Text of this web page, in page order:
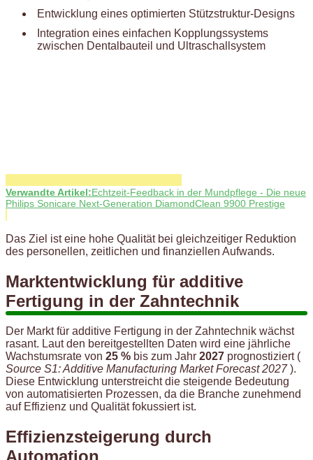
Entwicklung eines optimierten Stützstruktur-Designs
Integration eines einfachen Kopplungssystems
zwischen Dentalbauteil und Ultraschallsystem
Verwandte Artikel:Echtzeit-Feedback in der Mundpflege - Die neue
Philips Sonicare Next-Generation DiamondClean 9900 Prestige
Das Ziel ist eine hohe Qualität bei gleichzeitiger Reduktion
des personellen, zeitlichen und finanziellen Aufwands.
Marktentwicklung für additive
Fertigung in der Zahntechnik
Der Markt für additive Fertigung in der Zahntechnik wächst
rasant. Laut den bereitgestellten Daten wird eine jährliche
Wachstumsrate von 25 % bis zum Jahr 2027 prognostiziert (
Source S1: Additive Manufacturing Market Forecast 2027).
Diese Entwicklung unterstreicht die steigende Bedeutung
von automatisierten Prozessen, da die Branche zunehmend
auf Effizienz und Qualität fokussiert ist.
Effizienzsteigerung durch